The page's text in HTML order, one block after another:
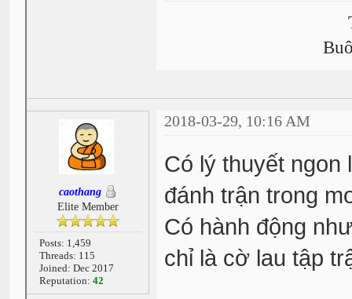
caothang
Elite Member
Posts: 1,459
Threads: 115
Joined: Dec 2017
Reputation: 42
2018-03-29, 10:16 AM
Có lý thuyết ngon
đánh trận trong
Có hành động
chỉ là cờ lau tập